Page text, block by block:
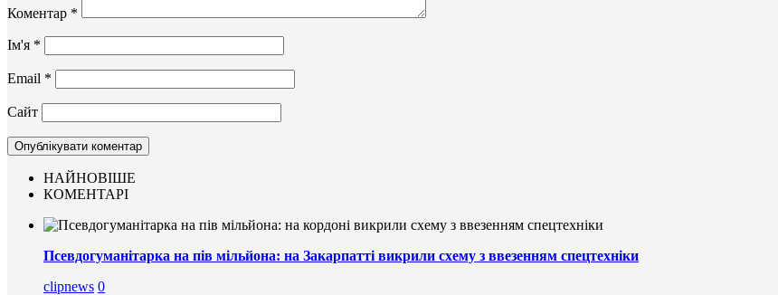
Коментар *
Ім'я *
Email *
Сайт
НАЙНОВІШЕ
КОМЕНТАРІ
Псевдогуманітарка на пів мільйона: на Закарпатті викрили схему з ввезенням спецтехніки
clipnews 0